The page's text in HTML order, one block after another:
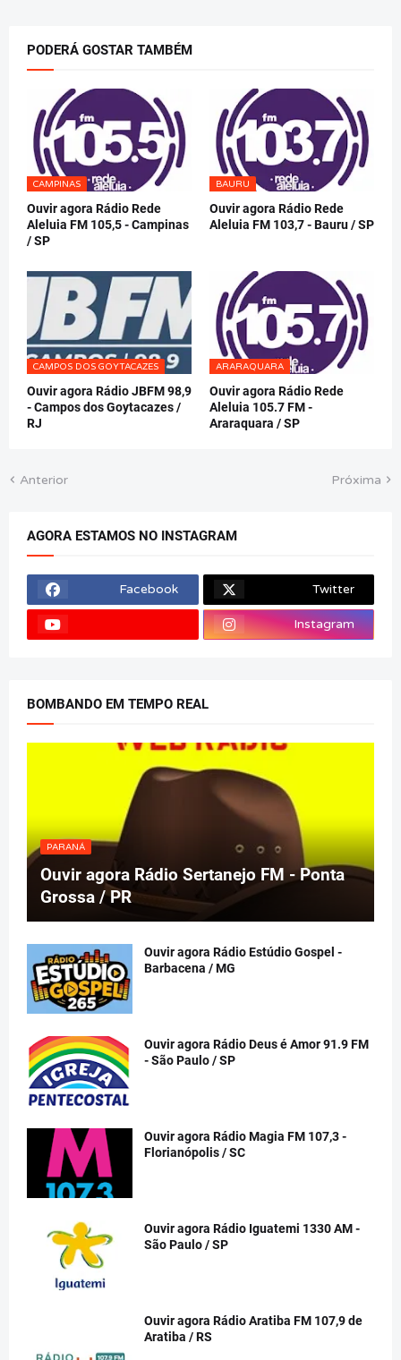
PODERÁ GOSTAR TAMBÉM
CAMPINAS
Ouvir agora Rádio Rede
Aleluia FM 105,5 - Campinas
/ SP
BAURU
Ouvir agora Rádio Rede
Aleluia FM 103,7 - Bauru / SP
CAMPOS DOS GOYTACAZES
Ouvir agora Rádio JBFM 98,9
- Campos dos Goytacazes /
RJ
ARARAQUARA
Ouvir agora Rádio Rede
Aleluia 105.7 FM -
Araraquara / SP
Anterior Próxima
AGORA ESTAMOS NO INSTAGRAM
Facebook Twitter
Instagram
BOMBANDO EM TEMPO REAL
PARANÁ
Ouvir agora Rádio Sertanejo FM - Ponta
Grossa / PR
Ouvir agora Rádio Estúdio Gospel -
Barbacena / MG
Ouvir agora Rádio Deus é Amor 91.9 FM
- São Paulo / SP
Ouvir agora Rádio Magia FM 107,3 -
Florianópolis / SC
Ouvir agora Rádio Iguatemi 1330 AM -
São Paulo / SP
Ouvir agora Rádio Aratiba FM 107,9 de
Aratiba / RS